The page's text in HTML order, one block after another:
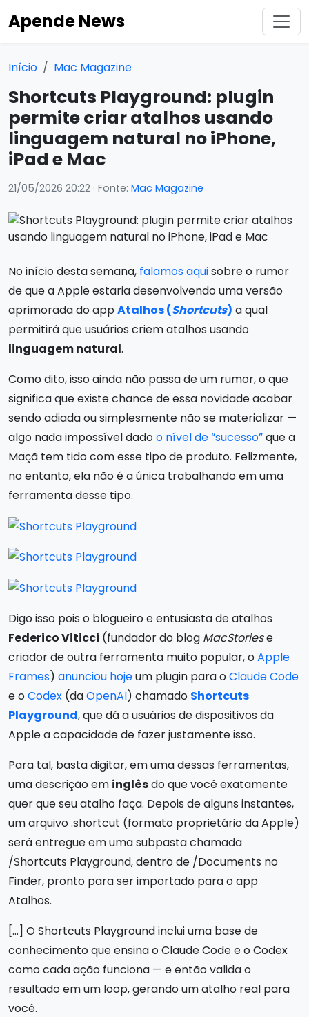
Apende News
Início Mac Magazine
Shortcuts Playground: plugin
permite criar atalhos usando
linguagem natural no iPhone,
iPad e Mac
21/05/2026 20:22 · Fonte: Mac Magazine
No início desta semana, falamos aquisobre o rumor
de que a Apple estaria desenvolvendo uma versão
aprimorada do appAtalhos (Shortcuts) a qual
permitirá que usuários criem atalhos usando
linguagem natural.
Como dito, isso ainda não passa de um rumor, o que
significa que existe chance de essa novidade acabar
sendo adiada ou simplesmente não se materializar —
algo nada impossível dadoo nível de “sucesso”que a
Maçã tem tido com esse tipo de produto. Felizmente,
no entanto, ela não é a única trabalhando em uma
ferramenta desse tipo.
Digo isso pois o blogueiro e entusiasta de atalhos
Federico Viticci (fundador do blog MacStoriese
criador de outra ferramenta muito popular, oApple
Frames) anunciou hojeum plugin para oClaude Code
e oCodex (daOpenAI) chamado Shortcuts
Playground, que dá a usuários de dispositivos da
Apple a capacidade de fazer justamente isso.
Para tal, basta digitar, em uma dessas ferramentas,
uma descrição em inglêsdo que você exatamente
quer que seu atalho faça. Depois de alguns instantes,
um arquivo .shortcut (formato proprietário da Apple)
será entregue em uma subpasta chamada
/Shortcuts Playground, dentro de /Documents no
Finder, pronto para ser importado para o app
Atalhos.
[…] O Shortcuts Playground inclui uma base de
conhecimento que ensina o Claude Code e o Codex
como cada ação funciona — e então valida o
resultado em um loop, gerando um atalho real para
você.